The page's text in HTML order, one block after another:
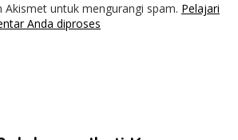
Akismet untuk mengurangi spam. Pelajari
Anda diproses